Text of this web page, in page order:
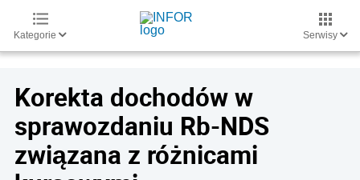
Kategorie Serwisy
Korekta dochodów w
sprawozdaniu Rb-NDS
związana z różnicami